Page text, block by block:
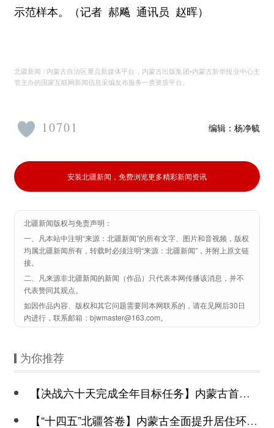
示范样本。
（记者 郝飚 通讯员 赵晖）
北疆新闻 | 内蒙古自治区重点新媒体平台，内蒙古出版集团•内蒙古新华报业中心主
管主办的国家互联网新闻信息采编发布服务一类资质平台。
编辑： 杨净毓
10701
安装北疆新闻，免费浏览更多精彩新闻资讯
北疆新闻版权与免责声明：
一、凡本站中注明“来源：北疆新闻”的所有文字、图片和音视频，版权
均属北疆新闻所有，转载时必须注明“来源：北疆新闻”，并附上原文链
接。
二、凡来源非北疆新闻的新闻（作品）只代表本网传播该消息，并不
代表赞同其观点。
如因作品内容、版权和其它问题需要同本网联系的，请在见网后30日
内进行，联系邮箱：bjwmaster@163.com。
为你推荐
【决战六十天完成全年目标任务】内蒙古首个半固态锂电池储能项目在乌海并网
【“十四五”北疆答卷】内蒙古全面提升居住环境 打造美丽宜居城镇空间